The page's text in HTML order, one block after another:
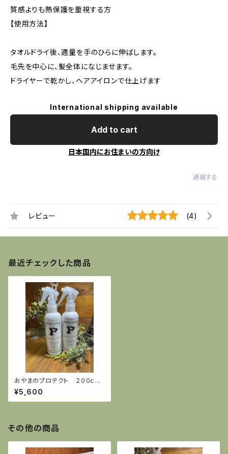
質感よりも熱保護を重視する方
【使用方法】
タオルドライ後、適量を手のひらに伸ばします。
毛先を中心に、髪全体になじませます。
ドライヤーで乾かし、ヘアアイロンで仕上げます
International shipping available
Add to cart
日本国内にお住まいの方向け
通報する
レビュー (4)
最近チェックした商品
おやまのプロテクト ２００ｃ
ｃ 2本セット
¥5,600
その他の商品